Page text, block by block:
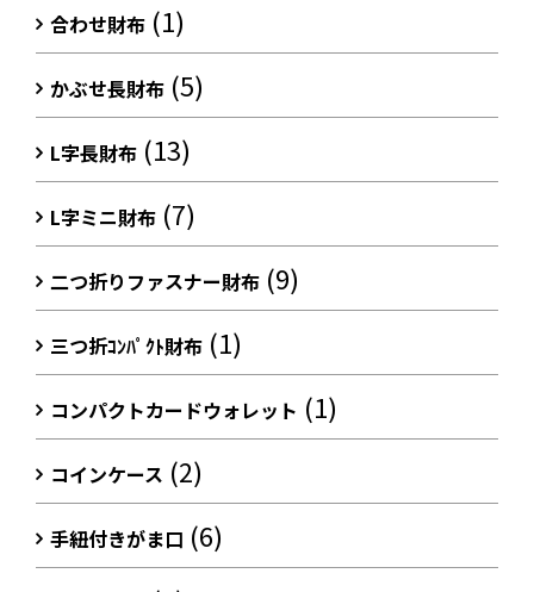
合わせ財布 (1)
かぶせ長財布 (5)
L字長財布 (13)
L字ミニ財布 (7)
二つ折りファスナー財布 (9)
三つ折ｺﾝﾊﾟｸﾄ財布 (1)
コンパクトカードウォレット (1)
コインケース (2)
手紐付きがま口 (6)